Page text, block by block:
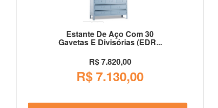
Estante De Aço Com 30
Gavetas E Divisórias (EDR...
R$ 7.820,00
R$ 7.130,00